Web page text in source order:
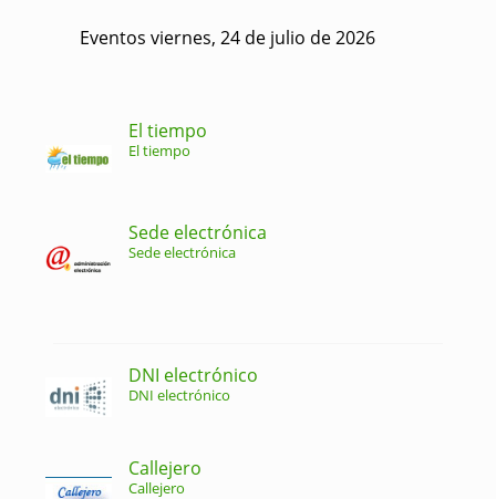
Eventos viernes, 24 de julio de 2026
El tiempo
El tiempo
Sede electrónica
Sede electrónica
DNI electrónico
DNI electrónico
Callejero
Callejero